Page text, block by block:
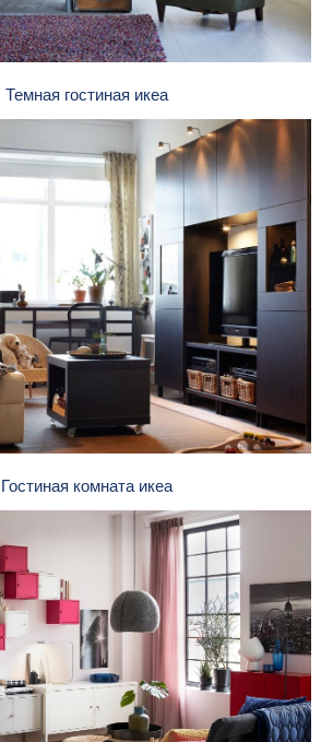
Темная гостиная икеа
Гостиная комната икеа